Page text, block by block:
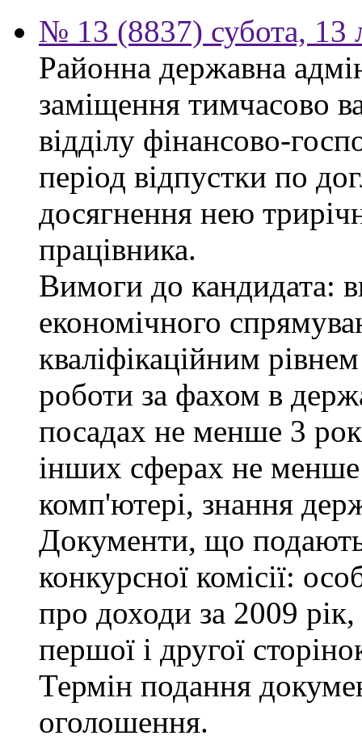
№ 13 (8837) субота, 13
Районна державна
заміщення тимчасово
відділу фінансово-
період відпустки по
досягнення нею
працівника.
Вимоги до кандидата:
економічного
кваліфікаційним
роботи за фахом в
посадах не менше 3
інших сферах не
комп'ютері, знання
Документи, що
конкурсної комісії:
про доходи за 2009 рік,
першої і другої
Термін подання
оголошення.